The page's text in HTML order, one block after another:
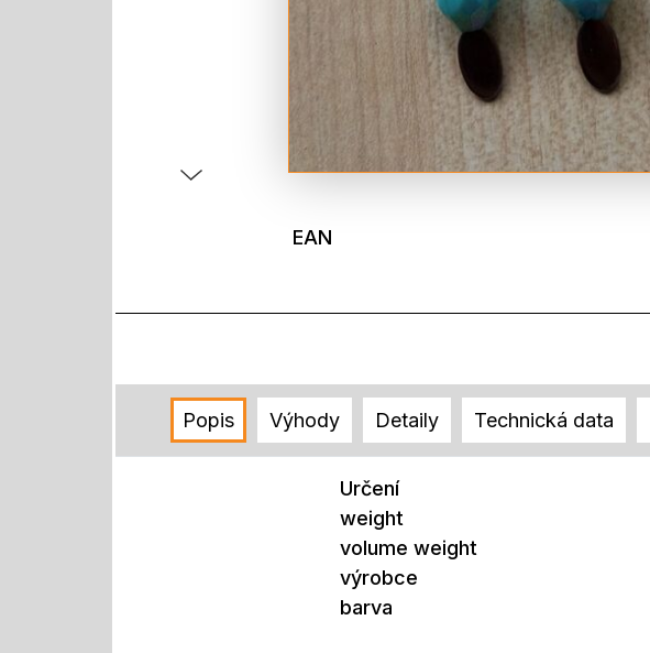
EAN
Popis Výhody Detaily Technická data
Určení
weight
volume weight
výrobce
barva